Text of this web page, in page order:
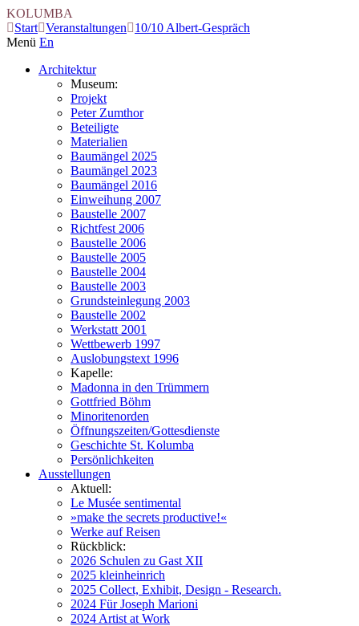
KOLUMBA
Start Veranstaltungen
10/10 Albert-Gespräch
Menü En
Architektur
Museum:
Projekt
Peter Zumthor
Beteiligte
Materialien
Baumängel 2025
Baumängel 2023
Baumängel 2016
Einweihung 2007
Baustelle 2007
Richtfest 2006
Baustelle 2006
Baustelle 2005
Baustelle 2004
Baustelle 2003
Grundsteinlegung 2003
Baustelle 2002
Werkstatt 2001
Wettbewerb 1997
Auslobungstext 1996
Kapelle:
Madonna in den Trümmern
Gottfried Böhm
Minoritenorden
Öffnungszeiten/Gottesdienste
Geschichte St. Kolumba
Persönlichkeiten
Ausstellungen
Aktuell:
Le Musée sentimental
»make the secrets productive!«
Werke auf Reisen
Rückblick:
2026 Schulen zu Gast XII
2025 kleinheinrich
2025 Collect, Exhibit, Design - Research.
2024 Für Joseph Marioni
2024 Artist at Work